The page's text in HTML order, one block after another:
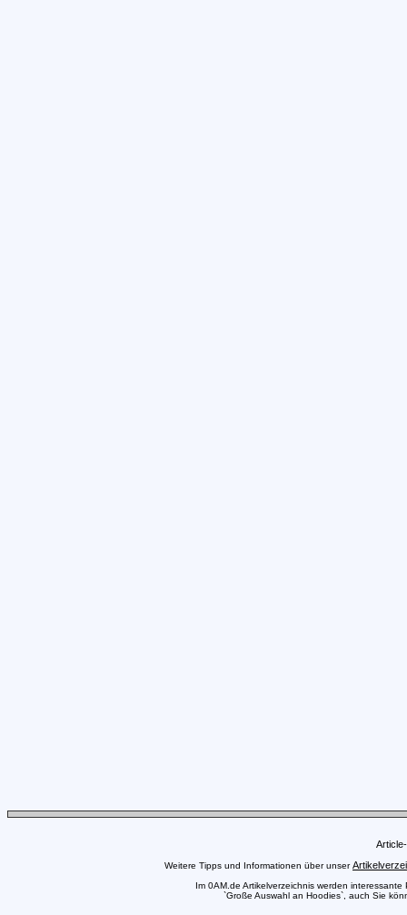
Weitere Tipps und Informationen über unser
Im 0AM.de Artikelverzeichnis werden
`Große Auswahl an Hoodies`, auch Sie